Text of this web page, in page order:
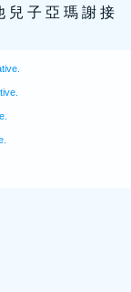
兒 子 亞 瑪 謝 接